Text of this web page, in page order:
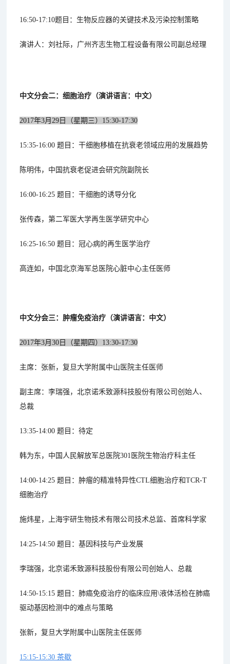
16:50-17:10题目：生物反应器的关键技术及污染控制策略
演讲人：刘社际，广州齐志生物工程设备有限公司副总经理
中文分会二：细胞治疗（演讲语言：中文）
2017年3月29日（星期三）15:30-17:30
15:35-16:00 题目：干细胞移植在抗衰老领域应用的发展趋势
陈明伟，中国抗衰老促进会研究院副院长
16:00-16:25 题目：干细胞的诱导分化
张传森，第二军医大学再生医学研究中心
16:25-16:50 题目：冠心病的再生医学治疗
高连如，中国北京海军总医院心脏中心主任医师
中文分会三：肿瘤免疫治疗（演讲语言：中文）
2017年3月30日（星期四）13:30-17:30
主席：张新，复旦大学附属中山医院主任医师
副主席：李瑞强，北京诺禾致源科技股份有限公司创始人、
总裁
13:35-14:00 题目：待定
韩为东，中国人民解放军总医院301医院生物治疗科主任
14:00-14:25 题目：肿瘤的精准特异性CTL细胞治疗和TCR-T
细胞治疗
施炜星，上海宇研生物技术有限公司技术总监、首席科学家
14:25-14:50 题目：基因科技与产业发展
李瑞强，北京诺禾致源科技股份有限公司创始人、总裁
14:50-15:15 题目：肺癌免疫治疗的临床应用\液体活检在肺癌
驱动基因检测中的难点与策略
张新，复旦大学附属中山医院主任医师
15:15-15:30 茶歇